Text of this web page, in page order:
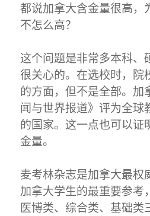
都说加拿大含金量很高，
不怎么高？
这个问题是非常多本科、
很关心的。在选校时，院
的方面，但不是全部。加
闻与世界报道》评为全球
的国家。这一点也可以证
金量。
麦考林杂志是加拿大最权
加拿大学生的最重要参考
医博类、综合类、基础类